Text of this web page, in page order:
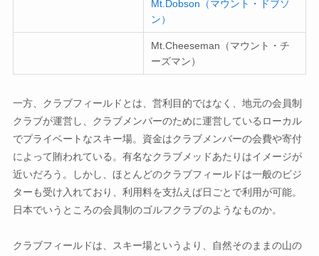
Mt.Dobson（マウント・ドブソ
ン）
Mt.Cheeseman（マウント・チ
ーズマン）
一方、クラブフィールドとは、営利目的ではなく、地元の会員制
クラブが運営し、クラブメンバーのために運営しているローカル
でプライベートなスキー場。資金はクラブメンバーの会費や寄付
によって賄われている。有名なクラブメッドあたりはイメージが
近いだろう。しかし、ほとんどのクラブフィールドは一般のビジ
ターも受け入れており、利用料を支払えば日ごとで利用が可能。
日本でいうところの会員制のゴルフクラブのようなものか。
クラブフィールドは、スキー場というより、自然そのままの山の